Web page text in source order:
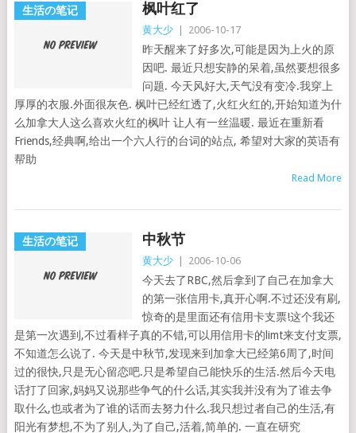
生活の笔记 枫叶红了
黄大少 2006-10-17
昨天醒来了好多次,可能是因为上火的原
因吧. 最近只想安静的呆着,虽然要想很多
问题. 今天风好大,天气没有变冷.我穿上
厚厚的衣服.外面很灰色. 枫叶已经红透了,火红火红的,开始知道为什
么加拿大人这么喜欢火红的枫叶 让人有一丝温暖. 最近在重新看
Friends,经典啊,给出一个六人行的台词的站点, 希望对大家的英语有
帮助
Read More
生活の笔记 中秋节
黄大少 2006-10-06
今天去了RBC,然后拿到了自己在加拿大
的第一张信用卡,真开心啊.不过还没有刷,
惊奇的是里面还有信用卡支票!这个我还
是第一次遇到,不过看样子真的不错,可以用信用卡的limt来支付支票,
不知道怎么说了. 今天是中秋节,发现来到加拿大已经第6周了,时间
过的很快,只是无心留恋吧.只是希望自己能快乐的生活.然后今天电
话打了回家,妈妈又说那些争气的什么话,其实我并没有为了谁去争
取什么,也或者为了谁的话而去努力什么.我只想过者自己的生活,有
阳光有梦想,不为了别人,为了自己,活着,简单的. 一直在研究